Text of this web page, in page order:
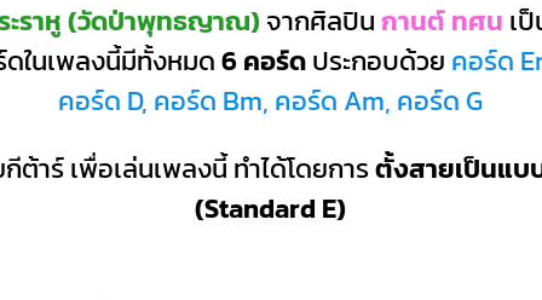
ะราหู (วัดป่าพุทธญาณ) จากศิลปินกานต์ ทศน เ
ในเพลงนี้มีทั้งหมด6 คอร์ดประกอบด้วย คอร์ด
คอร์ด D, คอร์ด Bm, คอร์ด Am, คอร์ด G
ต้าร์ เพื่อเล่นเพลงนี้ ทำได้โดยการตั้งสายเป็นแบ
(Standard E)